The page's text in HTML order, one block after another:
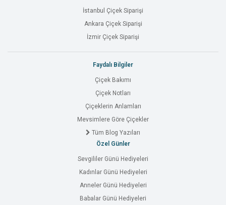
İstanbul Çiçek Siparişi
Ankara Çiçek Siparişi
İzmir Çiçek Siparişi
Faydalı Bilgiler
Çiçek Bakımı
Çiçek Notları
Çiçeklerin Anlamları
Mevsimlere Göre Çiçekler
Tüm Blog Yazıları
Özel Günler
Sevgililer Günü Hediyeleri
Kadınlar Günü Hediyeleri
Anneler Günü Hediyeleri
Babalar Günü Hediyeleri